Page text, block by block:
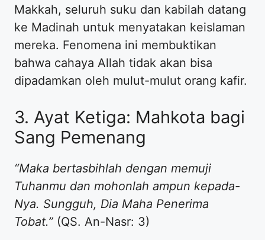
Makkah, seluruh suku dan kabilah datang
ke Madinah untuk menyatakan keislaman
mereka. Fenomena ini membuktikan
bahwa cahaya Allah tidak akan bisa
dipadamkan oleh mulut-mulut orang kafir.
3. Ayat Ketiga: Mahkota bagi
Sang Pemenang
“Maka bertasbihlah dengan memuji
Tuhanmu dan mohonlah ampun kepada-
Nya. Sungguh, Dia Maha Penerima
Tobat.” (QS. An-Nasr: 3)